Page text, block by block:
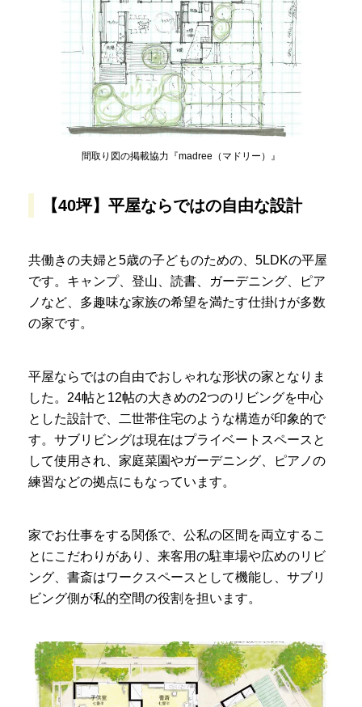
間取り図の掲載協力『madree（マドリー）』
【40坪】平屋ならではの自由な設計
共働きの夫婦と5歳の子どものための、5LDKの平屋
です。キャンプ、登山、読書、ガーデニング、ピア
ノなど、多趣味な家族の希望を満たす仕掛けが多数
の家です。
平屋ならではの自由でおしゃれな形状の家となりま
した。24帖と12帖の大きめの2つのリビングを中心
とした設計で、二世帯住宅のような構造が印象的で
す。サブリビングは現在はプライベートスペースと
して使用され、家庭菜園やガーデニング、ピアノの
練習などの拠点にもなっています。
家でお仕事をする関係で、公私の区間を両立するこ
とにこだわりがあり、来客用の駐車場や広めのリビ
ング、書斎はワークスペースとして機能し、サブリ
ビング側が私的空間の役割を担います。